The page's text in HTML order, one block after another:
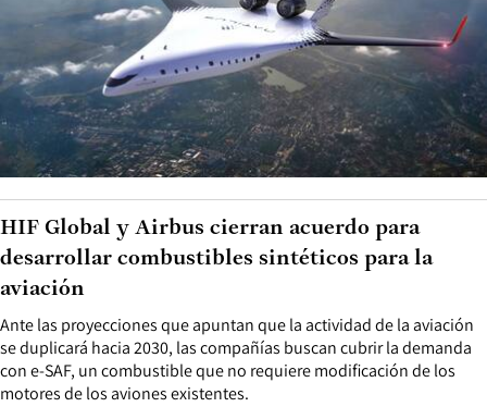
Ante las proyecciones que apuntan que la actividad de la aviación
se duplicará hacia 2030, las compañías buscan cubrir la demanda
con e-SAF, un combustible que no requiere modificación de los
motores de los aviones existentes.
HIF Global y Airbus cierran acuerdo para
desarrollar combustibles sintéticos para la
aviación